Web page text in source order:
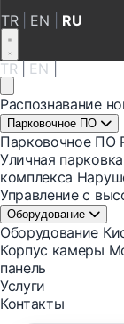
TR
EN RU
TR EN
Распознавание
Парковочное ПО
Парковочное ПО
Уличная парковка
комплекса
Управление с
Оборудование
Оборудование
Корпус камеры
панель
Услуги
Контакты